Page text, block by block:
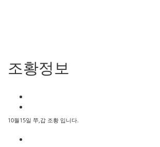
조황정보
10월15일 쭈,갑 조황 입니다.